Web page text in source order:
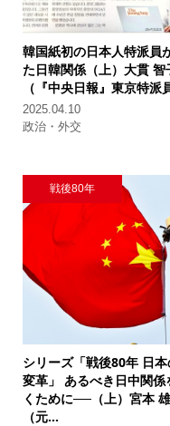
韓国紙初の日本人特派員
た日韓関係（上） 大貫 智
（『中央日報』東京特派
2025.04.10
政治・外交
戦後80年
シリーズ「戦後80年 日
変革」
あるべき日中関係
くために──（上） 宮本
（元...